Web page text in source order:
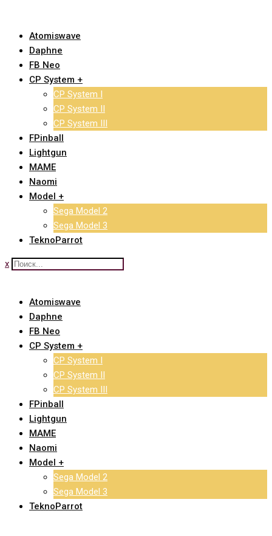
contentAtomiswave
Daphne
FB Neo
CP System +
CP System I
CP System II
CP System III
FPinball
Lightgun
MAME
Naomi
Model +
Sega Model 2
Sega Model 3
TeknoParrot
x
Atomiswave
Daphne
FB Neo
CP System +
CP System I
CP System II
CP System III
FPinball
Lightgun
MAME
Naomi
Model +
Sega Model 2
Sega Model 3
TeknoParrot